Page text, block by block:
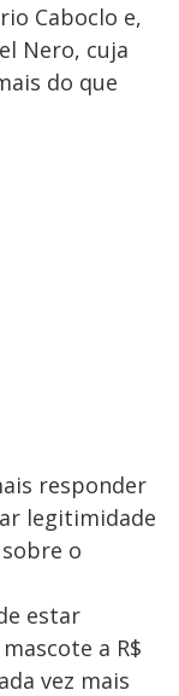
Caboclo e,
Nero, cuja
do que
responder
legitimidade
o
estar
a R$
vez mais